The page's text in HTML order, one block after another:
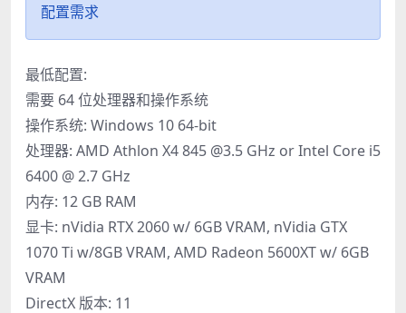
配置需求
最低配置:
需要 64 位处理器和操作系统
操作系统: Windows 10 64-bit
处理器: AMD Athlon X4 845 @3.5 GHz or Intel Core i5
6400 @ 2.7 GHz
内存: 12 GB RAM
显卡: nVidia RTX 2060 w/ 6GB VRAM, nVidia GTX
1070 Ti w/8GB VRAM, AMD Radeon 5600XT w/ 6GB
VRAM
DirectX 版本: 11